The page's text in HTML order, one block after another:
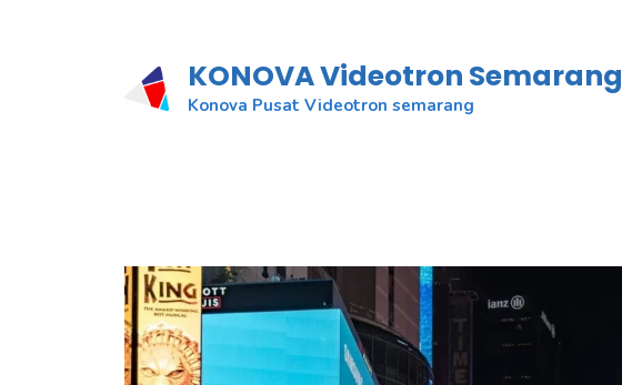
KONOVA Videotron Semarang
Konova Pusat Videotron semarang